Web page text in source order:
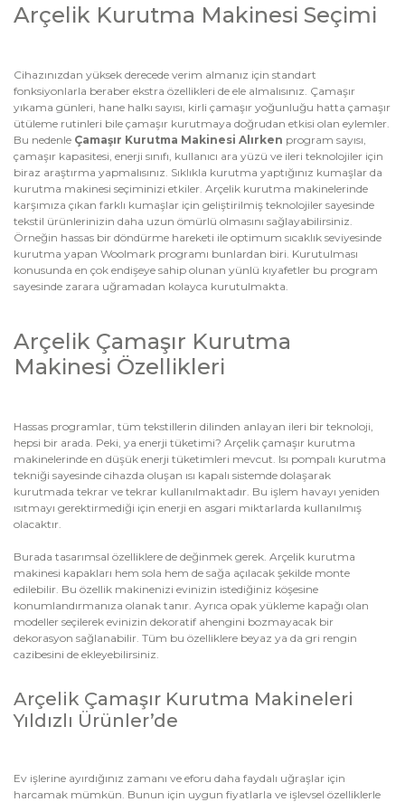
Arçelik Kurutma Makinesi Seçimi
Cihazınızdan yüksek derecede verim almanız için standart
fonksiyonlarla beraber ekstra özellikleri de ele almalısınız. Çamaşır
yıkama günleri, hane halkı sayısı, kirli çamaşır yoğunluğu hatta çamaşır
ütüleme rutinleri bile çamaşır kurutmaya doğrudan etkisi olan eylemler.
Bu nedenle Çamaşır Kurutma Makinesi Alırken program sayısı,
çamaşır kapasitesi, enerji sınıfı, kullanıcı ara yüzü ve ileri teknolojiler için
biraz araştırma yapmalısınız. Sıklıkla kurutma yaptığınız kumaşlar da
kurutma makinesi seçiminizi etkiler. Arçelik kurutma makinelerinde
karşımıza çıkan farklı kumaşlar için geliştirilmiş teknolojiler sayesinde
tekstil ürünlerinizin daha uzun ömürlü olmasını sağlayabilirsiniz.
Örneğin hassas bir döndürme hareketi ile optimum sıcaklık seviyesinde
kurutma yapan Woolmark programı bunlardan biri. Kurutulması
konusunda en çok endişeye sahip olunan yünlü kıyafetler bu program
sayesinde zarara uğramadan kolayca kurutulmakta.
Arçelik Çamaşır Kurutma
Makinesi Özellikleri
Hassas programlar, tüm tekstillerin dilinden anlayan ileri bir teknoloji,
hepsi bir arada. Peki, ya enerji tüketimi? Arçelik çamaşır kurutma
makinelerinde en düşük enerji tüketimleri mevcut. Isı pompalı kurutma
tekniği sayesinde cihazda oluşan ısı kapalı sistemde dolaşarak
kurutmada tekrar ve tekrar kullanılmaktadır. Bu işlem havayı yeniden
ısıtmayı gerektirmediği için enerji en asgari miktarlarda kullanılmış
olacaktır.
Burada tasarımsal özelliklere de değinmek gerek. Arçelik kurutma
makinesi kapakları hem sola hem de sağa açılacak şekilde monte
edilebilir. Bu özellik makinenizi evinizin istediğiniz köşesine
konumlandırmanıza olanak tanır. Ayrıca opak yükleme kapağı olan
modeller seçilerek evinizin dekoratif ahengini bozmayacak bir
dekorasyon sağlanabilir. Tüm bu özelliklere beyaz ya da gri rengin
cazibesini de ekleyebilirsiniz.
Arçelik Çamaşır Kurutma Makineleri
Yıldızlı Ürünler’de
Ev işlerine ayırdığınız zamanı ve eforu daha faydalı uğraşlar için
harcamak mümkün. Bunun için uygun fiyatlarla ve işlevsel özelliklerle